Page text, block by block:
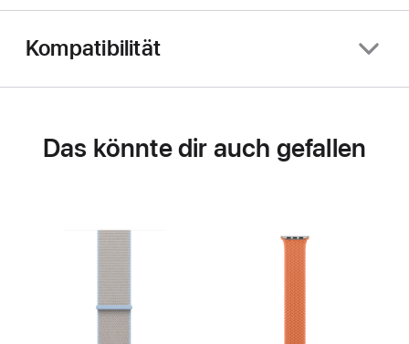
Kompatibilität
Das könnte dir auch gefallen